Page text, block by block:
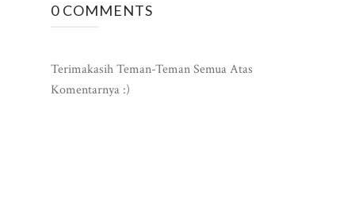
0 COMMENTS
Terimakasih Teman-Teman Semua Atas
Komentarnya :)